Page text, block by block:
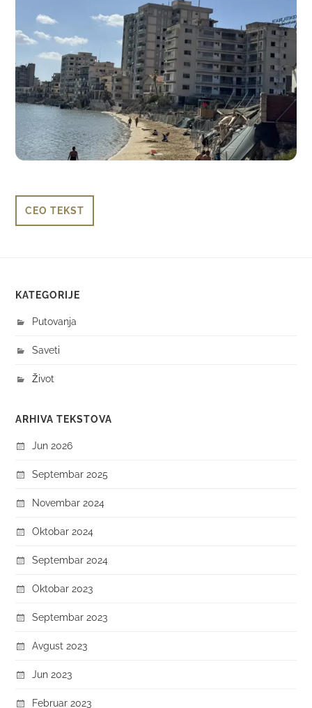
CEO TEKST
KATEGORIJE
Putovanja
Saveti
Život
ARHIVA TEKSTOVA
Jun 2026
Septembar 2025
Novembar 2024
Oktobar 2024
Septembar 2024
Oktobar 2023
Septembar 2023
Avgust 2023
Jun 2023
Februar 2023